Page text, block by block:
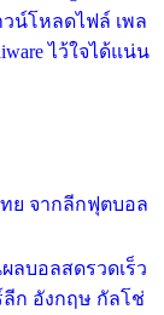
วน์โหลดไฟล์ เพล
ไว้ใจได้แน่น
ทย จากลีกฟุตบอล
ลบอลสดรวดเร็ว
ก อังกฤษ กัลโช่